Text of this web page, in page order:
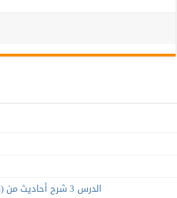
الدرس 3 شرح أحاديث من (صحيح مسلم): كتاب الإيمان 1